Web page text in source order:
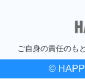
ご自身の責任のも
©